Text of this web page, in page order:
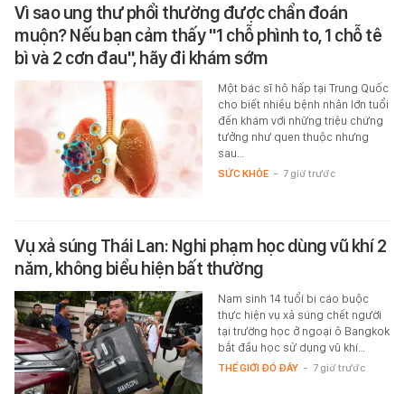
Vì sao ung thư phổi thường được chẩn đoán
muộn? Nếu bạn cảm thấy "1 chỗ phình to, 1 chỗ tê
bì và 2 cơn đau", hãy đi khám sớm
Một bác sĩ hô hấp tại Trung Quốc
cho biết nhiều bệnh nhân lớn tuổi
đến khám với những triệu chứng
tưởng như quen thuộc nhưng
sau…
SỨC KHỎE - 7 giờ trước
Vụ xả súng Thái Lan: Nghi phạm học dùng vũ khí 2
năm, không biểu hiện bất thường
Nam sinh 14 tuổi bị cáo buộc
thực hiện vụ xả súng chết người
tại trường học ở ngoại ô Bangkok
bắt đầu học sử dụng vũ khí…
THẾ GIỚI ĐÓ ĐÂY - 7 giờ trước